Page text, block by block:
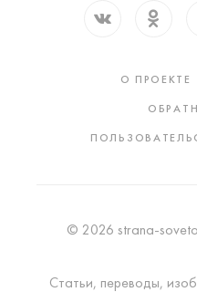
О ПРОЕКТЕ
© 2026 strana-
Статьи, переводы,